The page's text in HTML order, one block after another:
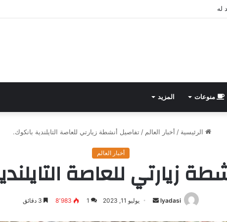
له
منوعات المزيد
الرئيسية / أخبار العالم / تفاصيل أنشطة زيارتي للعاصة التايلندية بانكوك.
أخبار العالم
زيارتي للعاصة
lyadasi
أرسليوليو 11, 2023 1 8٬983